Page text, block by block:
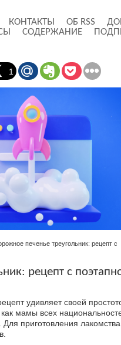
КОНТАКТЫ ОБ RSS
СОДЕРЖАНИЕ
1
печенье треугольник: рецепт с
рецепт с
удивляет своей
мамы всех
приготовления